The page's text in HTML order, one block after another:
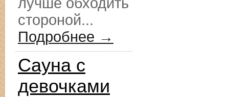
стороной...
Подробнее →
Сауна с
девочками